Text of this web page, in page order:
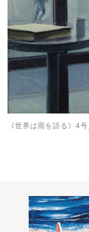
《世界は雨を語る》4号